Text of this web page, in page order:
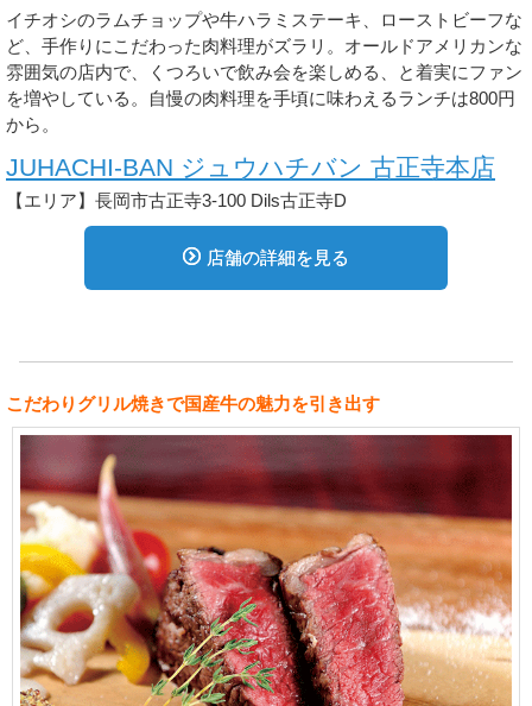
イチオシのラムチョップや牛ハラミステーキ、ローストビーフな
ど、手作りにこだわった肉料理がズラリ。オールドアメリカンな
雰囲気の店内で、くつろいで飲み会を楽しめる、と着実にファン
を増やしている。自慢の肉料理を手頃に味わえるランチは800円
から。
JUHACHI-BAN ジュウハチバン 古正寺本店
【エリア】長岡市古正寺3-100 Dils古正寺D
店舗の詳細を見る
こだわりグリル焼きで国産牛の魅力を引き出す